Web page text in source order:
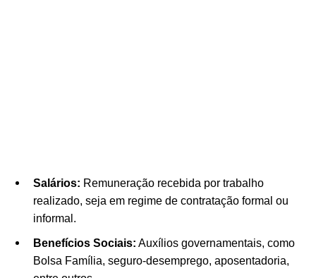
Salários: Remuneração recebida por trabalho
realizado, seja em regime de contratação formal ou
informal.
Benefícios Sociais: Auxílios governamentais, como
Bolsa Família, seguro-desemprego, aposentadoria,